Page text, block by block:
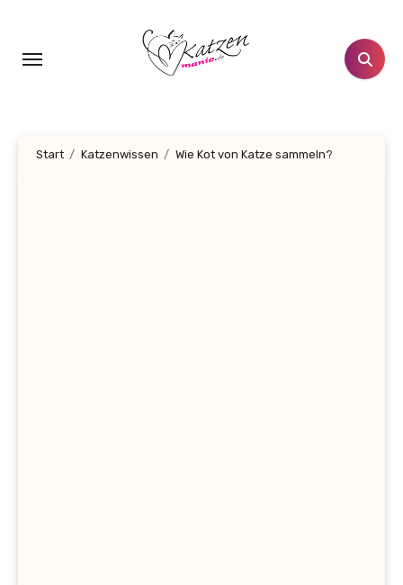
springen
Start Katzenwissen Wie Kot von Katze sammeln?